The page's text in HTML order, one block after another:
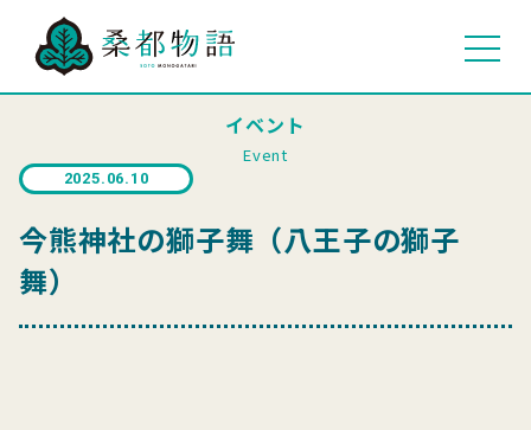
イベント
Event
2025.06.10
今熊神社の獅子舞（八王子の獅子
舞）